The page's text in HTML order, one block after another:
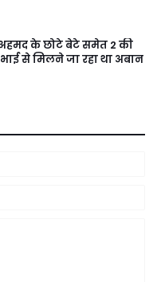
के छोटे बेटे समेत 2 की
से मिलने जा रहा था अबान